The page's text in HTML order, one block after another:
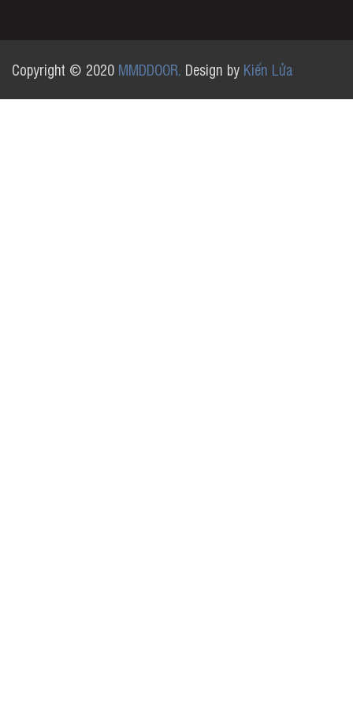
Copyright © 2020 MMDDOOR. Design by Kiến Lửa